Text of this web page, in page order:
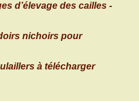
d’élevage des cailles -
nichoirs pour
à télécharger